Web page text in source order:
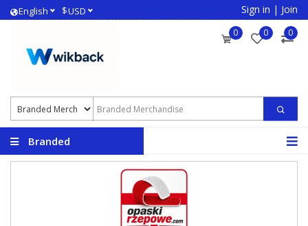
English $USD Sign in | Join
0 0 0
Branded